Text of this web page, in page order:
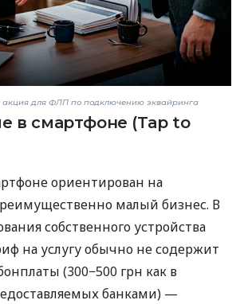
для ФЛП по подключению эквайринга
в смартфоне (Tap to
ориентирован на
малый бизнес. В
собственного устройства
на услугу обычно не содержит
(300−500 грн как в
банками) —